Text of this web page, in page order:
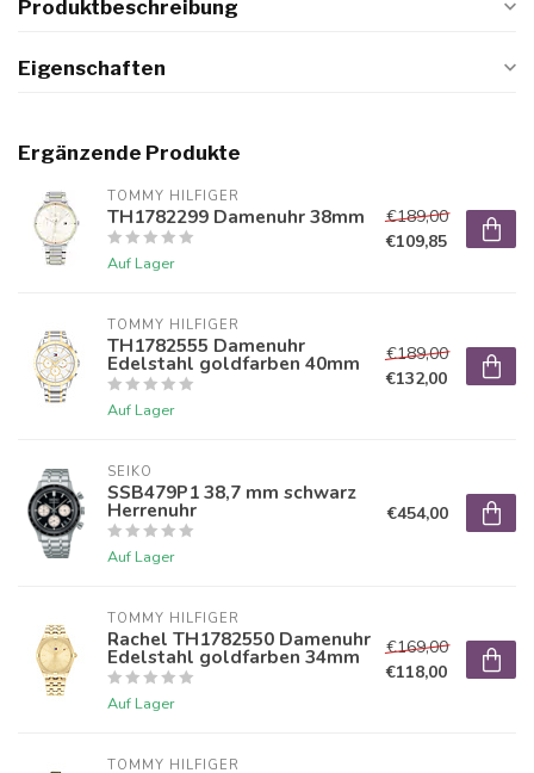
Produktbeschreibung
Eigenschaften
Ergänzende Produkte
TOMMY HILFIGER
TH1782299 Damenuhr 38mm
Auf Lager
€189,00
€109,85
TOMMY HILFIGER
TH1782555 Damenuhr
Edelstahl goldfarben 40mm
Auf Lager
€189,00
€132,00
SEIKO
SSB479P1 38,7 mm schwarz
Herrenuhr
Auf Lager
€454,00
TOMMY HILFIGER
Rachel TH1782550 Damenuhr
Edelstahl goldfarben 34mm
Auf Lager
€169,00
€118,00
TOMMY HILFIGER